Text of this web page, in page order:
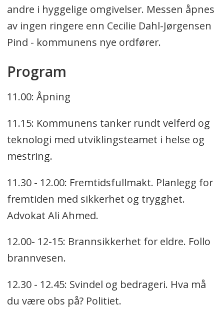
andre i hyggelige omgivelser. Messen åpnes
av ingen ringere enn Cecilie Dahl-Jørgensen
Pind - kommunens nye ordfører.
Program
11.00: Åpning
11.15: Kommunens tanker rundt velferd og
teknologi med utviklingsteamet i helse og
mestring.
11.30 - 12.00: Fremtidsfullmakt. Planlegg for
fremtiden med sikkerhet og trygghet.
Advokat Ali Ahmed.
12.00- 12-15: Brannsikkerhet for eldre. Follo
brannvesen.
12.30 - 12.45: Svindel og bedrageri. Hva må
du være obs på? Politiet.